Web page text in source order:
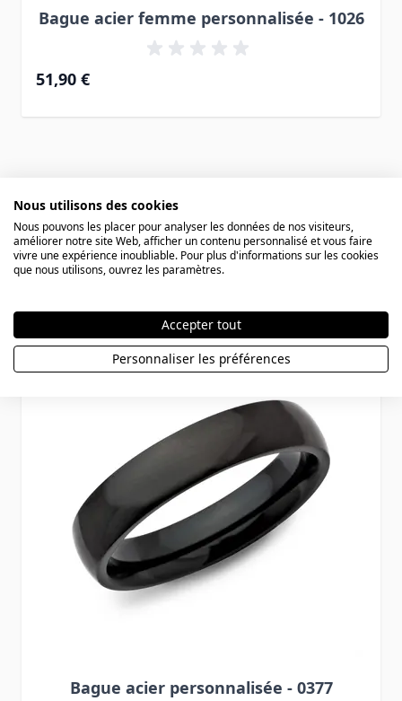
Bague acier femme personnalisée - 1026
51,90 €
Vous aimerez aussi
Press to skip carousel
Bague acier personnalisée - 0377
Nous utilisons des cookies
Nous pouvons les placer pour analyser les données de nos visiteurs,
améliorer notre site Web, afficher un contenu personnalisé et vous faire
vivre une expérience inoubliable. Pour plus d'informations sur les cookies
que nous utilisons, ouvrez les paramètres.
Accepter tout
Personnaliser les préférences